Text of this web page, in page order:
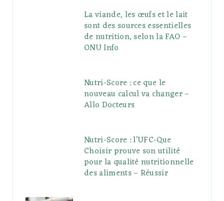
La viande, les œufs et le lait
sont des sources essentielles
de nutrition, selon la FAO –
ONU Info
Nutri-Score : ce que le
nouveau calcul va changer –
Allo Docteurs
Nutri-Score : l’UFC-Que
Choisir prouve son utilité
pour la qualité nutritionnelle
des aliments – Réussir